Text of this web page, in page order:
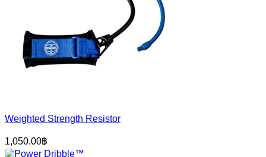
Weighted Strength Resistor
1,050.00฿